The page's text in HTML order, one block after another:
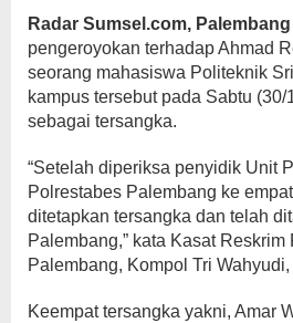
Radar Sumsel.com, Palembang
pengeroyokan terhadap Ahmad
seorang mahasiswa Politeknik
kampus tersebut pada Sabtu
sebagai tersangka.
“Setelah diperiksa penyidik Unit
Polrestabes Palembang ke
ditetapkan tersangka dan telah
Palembang,” kata Kasat Reskrim
Palembang, Kompol Tri
Keempat tersangka yakni, Amar